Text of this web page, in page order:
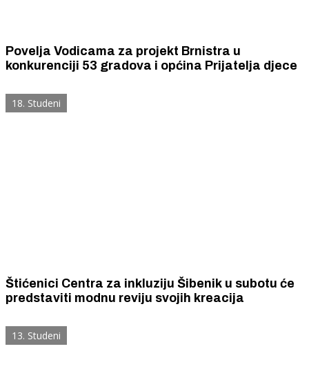
Povelja Vodicama za projekt Brnistra u
konkurenciji 53 gradova i općina Prijatelja djece
18. Studeni
Štićenici Centra za inkluziju Šibenik u subotu će
predstaviti modnu reviju svojih kreacija
13. Studeni